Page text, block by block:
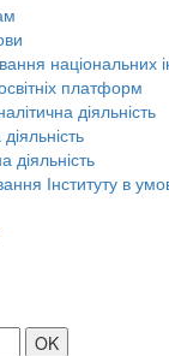
національних
платформ
діяльність
діяльність
Інституту в
OK